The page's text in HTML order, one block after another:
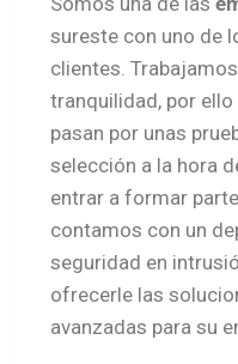
sureste con uno de
clientes.
tranquilidad, por
pasan por unas
selección a la hora
entrar a formar
contamos con un
seguridad en
ofrecerle las
avanzadas para su